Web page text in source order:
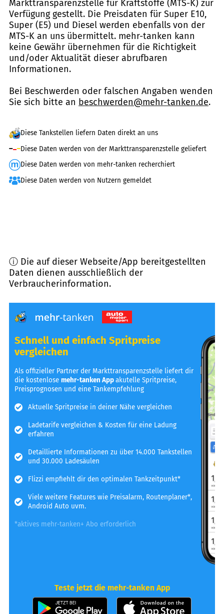
Markttransparenzstelle für Kraftstoffe (MTS-K) zur
Verfügung gestellt. Die Preisdaten für Super E10,
Super (E5) und Diesel werden ebenfalls von der
MTS-K an uns übermittelt. mehr-tanken kann
keine Gewähr übernehmen für die Richtigkeit
und/oder Aktualität dieser abrufbaren
Informationen.
Bei Beschwerden oder falschen Angaben wenden
Sie sich bitte an beschwerden@mehr-tanken.de.
Diese Tankstellen liefern Daten direkt an uns
Diese Daten werden von der Markttransparenzstelle geliefert
Diese Daten werden von mehr-tanken recherchiert
Diese Daten werden von Nutzern gemeldet
ⓘ Die auf dieser Webseite/App bereitgestellten
Daten dienen ausschließlich der
Verbraucherinformation.
Schnell und einfach Spritpreise
vergleichen
Als offizieller Partner der Markttransparenzstelle liefert dir
die kostenlosemehr-tanken Appakutelle Spritpreise,
Preisprognosen und eine Tankempfehlung
Aktuelle Spritpreise in deiner Nähe vergleichen
Ladetarife vergleichen & Kosten für eine Ladung
erfahren
Detaillierte Informationen zu über 14.000 Tankstellen
und 30.000 Ladesäulen
Flizzi empfiehlt dir den optimalen Tankzeitpunkt*
Viele weitere Features wie Preisalarm, Routenplaner*,
Android Auto uvm.
*aktives mehr-tanken+ Abo erforderlich
Teste jetzt die mehr-tanken App